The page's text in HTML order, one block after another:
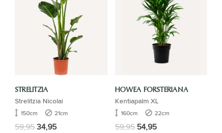
STRELITZIA
Strelitzia Nicolai
150cm 21cm
59,9534,95
HOWEA FORSTERIANA
Kentiapalm XL
160cm 22cm
59,95 54,95